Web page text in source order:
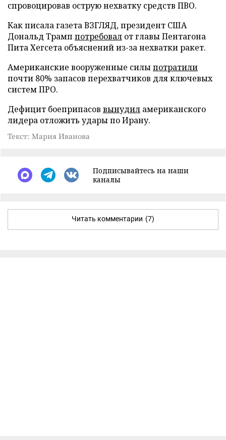
спровоцировав острую нехватку средств ПВО.
Как писала газета ВЗГЛЯД, президент США
Дональд Трамп потребовал от главы Пентагона
Пита Хегсета объяснений из-за нехватки ракет.
Американские вооруженные силыпотратили
почти 80% запасов перехватчиков для ключевых
систем ПРО.
Дефицит боеприпасов вынудил американского
лидера отложить удары по Ирану.
Текст: Мария Иванова
Подписывайтесь на наши
каналы
Читать комментарии (7)